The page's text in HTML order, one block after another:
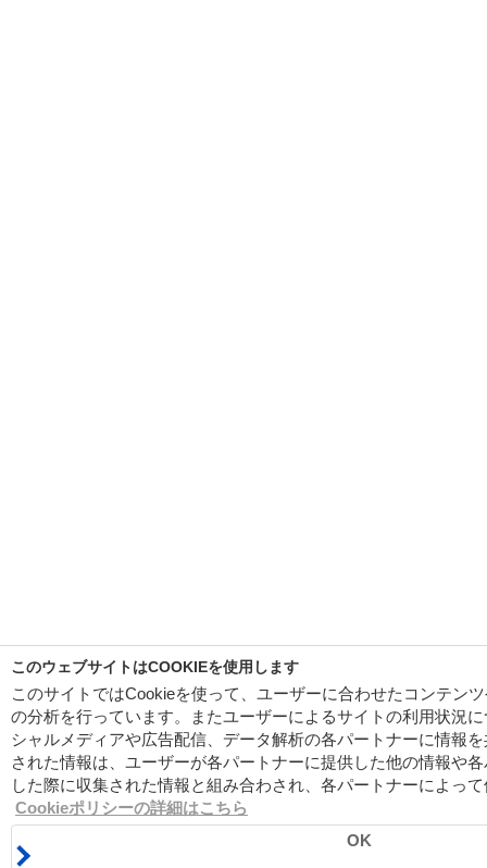
このウェブサイトはCOOKIEを使用します
このサイトではCookieを使って、ユーザーに合わせたコンテン
の分析を行っています。またユーザーによるサイトの利用状況
シャルメディアや広告配信、データ解析の各パートナーに情報
された情報は、ユーザーが各パートナーに提供した他の情報や
した際に収集された情報と組み合わされ、各パートナーによっ
Cookieポリシーの詳細はこちら
OK